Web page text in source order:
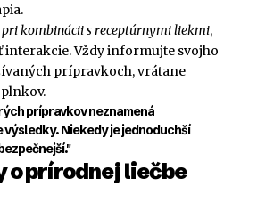
kombinácii s receptúrnymi liekmi,
interakcie. Vždy informujte svojho
prípravkoch, vrátane
prípravkov neznamená
Niekedy je jednoduchší
o prírodnej liečbe